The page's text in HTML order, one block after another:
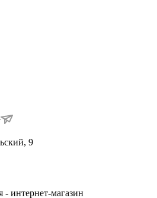
9
- интернет-магазин